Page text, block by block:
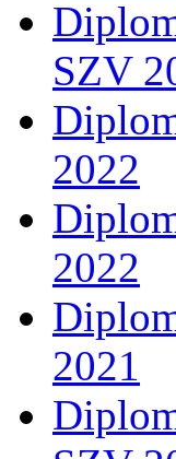
SZV
2022
2022
2021